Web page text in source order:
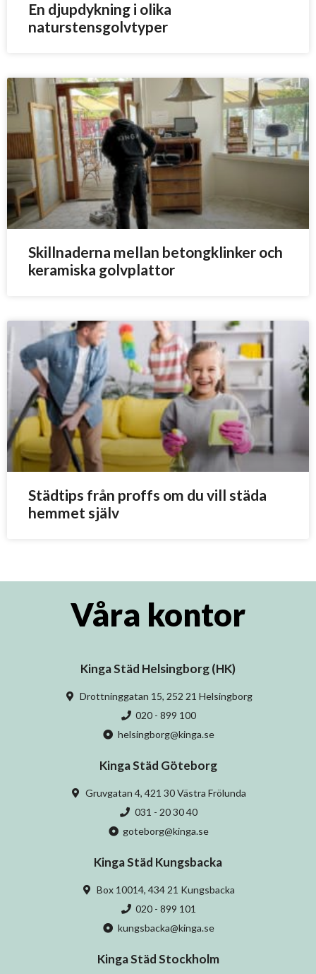
En djupdykning i olika
naturstensgolvtyper
Skillnaderna mellan betongklinker och
keramiska golvplattor
Städtips från proffs om du vill städa
hemmet själv
Våra kontor
Kinga Städ Helsingborg (HK)
Drottninggatan 15, 252 21 Helsingborg
020 - 899 100
helsingborg@kinga.se
Kinga Städ Göteborg
Gruvgatan 4, 421 30 Västra Frölunda
031 - 20 30 40
goteborg@kinga.se
Kinga Städ Kungsbacka
Box 10014, 434 21 Kungsbacka
020 - 899 101
kungsbacka@kinga.se
Kinga Städ Stockholm